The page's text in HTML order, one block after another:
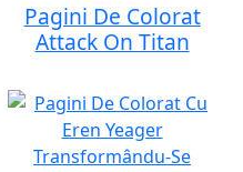
Pagini De Colorat
Attack On Titan